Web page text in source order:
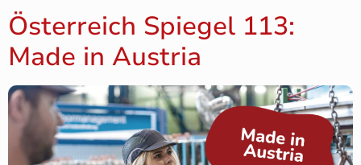
Österreich Spiegel 113:
Made in Austria